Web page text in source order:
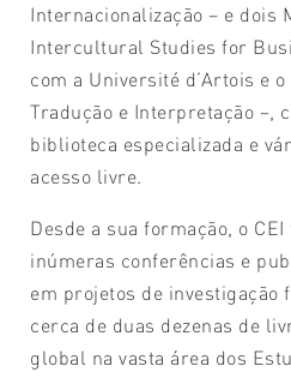
Internacionalização – e dois
Intercultural Studies for
com a Université d’Artois e
Tradução e Interpretação –,
biblioteca especializada e
acesso livre.
Desde a sua formação, o
inúmeras conferências e
em projetos de investigação
cerca de duas dezenas de
global na vasta área dos